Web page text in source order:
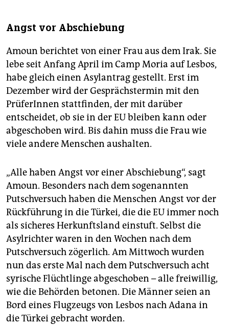
Angst vor Abschiebung
Amoun berichtet von einer Frau aus dem Irak. Sie
lebe seit Anfang April im Camp Moria auf Lesbos,
habe gleich einen Asylantrag gestellt. Erst im
Dezember wird der Gesprächstermin mit den
PrüferInnen stattfinden, der mit darüber
entscheidet, ob sie in der EU bleiben kann oder
abgeschoben wird. Bis dahin muss die Frau wie
viele andere Menschen aushalten.
„Alle haben Angst vor einer Abschiebung“, sagt
Amoun. Besonders nach dem sogenannten
Putschversuch haben die Menschen Angst vor der
Rückführung in die Türkei, die die EU immer noch
als sicheres Herkunftsland einstuft. Selbst die
Asylrichter waren in den Wochen nach dem
Putschversuch zögerlich. Am Mittwoch wurden
nun das erste Mal nach dem Putschversuch acht
syrische Flüchtlinge abgeschoben – alle freiwillig,
wie die Behörden betonen. Die Männer seien an
Bord eines Flugzeugs von Lesbos nach Adana in
die Türkei gebracht worden.